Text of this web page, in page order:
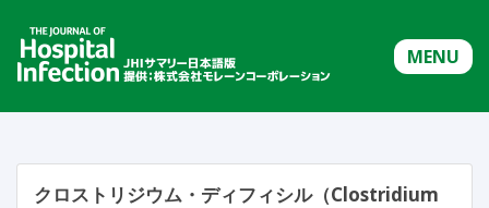
MENU
クロストリジウム・ディフィシル（Clostridium